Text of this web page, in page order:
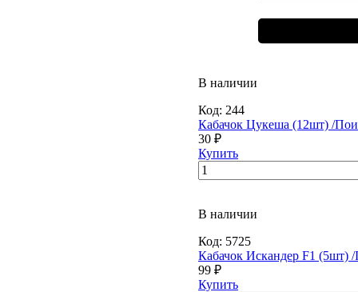
В наличии
Код: 244
Кабачок Цукеша (12шт) /
30 ₽
Купить
В наличии
Код: 5725
Кабачок Искандер F1 (5шт)
99 ₽
Купить